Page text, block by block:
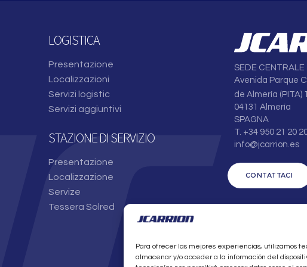
Para ofrecer las mejores experiencias, utilizamos
almacenar y/o acceder a la información del
LOGISTICA
Presentazione
Localizzazioni
Servizi logistic
Servizi aggiuntivi
STAZIONE DI SERVIZIO
Presentazione
Localizzazione
Servize
Tessera Solred
SEDE CENTRALE
Avenida Parque
de Almería (PITA)
04131 Almería
SPAGNA
T. +34 950 21 20
info@jcarrion.es
CONTATTACI